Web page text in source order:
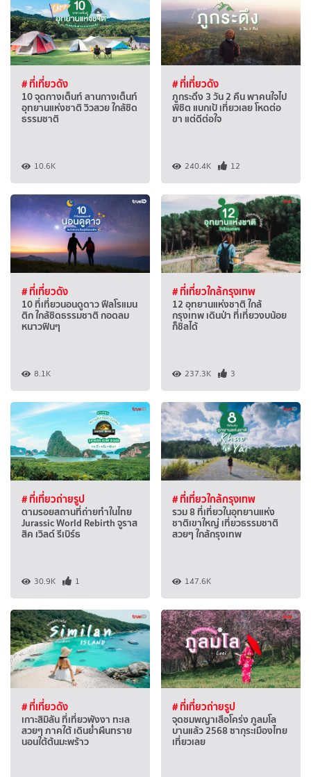
# ที่เที่ยวดัง
10 จุดกางเต็นท์ ลานกางเต็นท์
อุทยานแห่งชาติ วิวสวย ใกล้ชิด
ธรรมชาติ
10.6K
# ที่เที่ยวดัง
ภูกระดึง 3 วัน 2 คืน พาคนใจไป
พิชิต แบกเป้ เที่ยวเลย โหดต่อ
ขา แต่ดีต่อใจ
240.4K 12
# ที่เที่ยวดัง
10 ที่เที่ยวนอนดูดาว ฟีลโรแมน
ติก ใกล้ชิดธรรมชาติ กอดลม
หนาวฟินๆ
8.1K
# ที่เที่ยวใกล้กรุงเทพ
12 อุทยานแห่งชาติ ใกล้
กรุงเทพ เดินป่า ที่เที่ยวงบน้อย
ก็ชิลได้
237.3K 3
# ที่เที่ยวถ่ายรูป
ตามรอยสถานที่ถ่ายทำในไทย
Jurassic World Rebirth จูราส
สิค เวิลด์ รีเบิร์ธ
30.9K 1
# ที่เที่ยวใกล้กรุงเทพ
รวม 8 ที่เที่ยวในอุทยานแห่ง
ชาติเขาใหญ่ เที่ยวธรรมชาติ
สวยๆ ใกล้กรุงเทพ
147.6K
# ที่เที่ยวดัง
เกาะสิมิลัน ที่เที่ยวพังงา ทะเล
สวยๆ ภาคใต้ เดินย่ำผืนทราย
นอนใต้ต้นมะพร้าว
# ที่เที่ยวถ่ายรูป
จุดชมพญาเสือโคร่ง ภูลมโล
บานแล้ว 2568 ซากุระเมืองไทย
เที่ยวเลย